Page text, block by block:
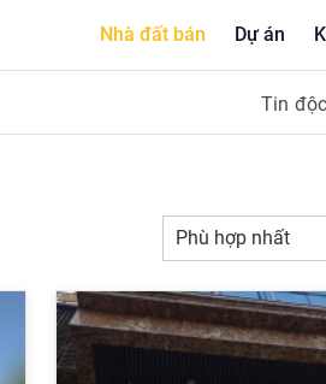
Nhà đất bán Dự án
Tin
Phù hợp nhất